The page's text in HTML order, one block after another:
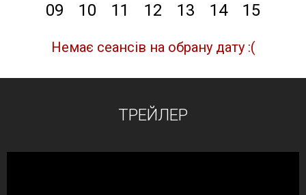
09
10 11 12 13 14 15
Немає сеансів на обрану дату :(
ТРЕЙЛЕР